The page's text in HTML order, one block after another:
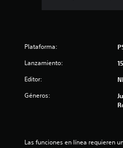
Plataforma:
Lanzamiento:
Editor:
Géneros:
Las funciones en línea requieren